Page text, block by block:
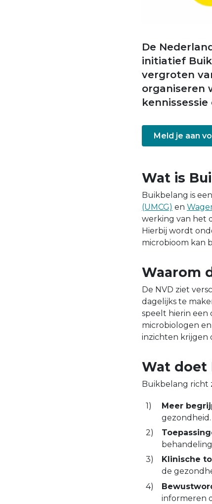
De
initiatief
vergroten
organiseren
Meld je aan
Wat is
Buikbelang is
(UMCG) en
werking van het
Hierbij wordt
microbioom kan
Waarom
De NVD ziet
dagelijks te
speelt hierin een
microbiologen
inzichten krijgen
Wat doet
Buikbelang richt
Meer
gezondheid.
Klinische
de
informeren